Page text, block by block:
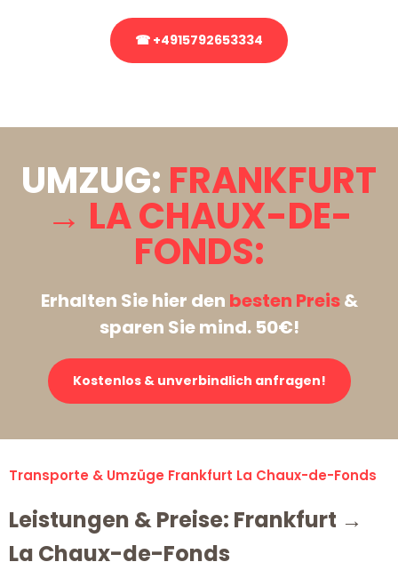
☎ +4915792653334
UMZUG: FRANKFURT
→ LA CHAUX-DE-
FONDS:
Erhalten Sie hier den besten Preis&
sparen Sie mind. 50€!
Kostenlos & unverbindlich anfragen!
Transporte & Umzüge Frankfurt La Chaux-de-Fonds
Leistungen & Preise: Frankfurt →
La Chaux-de-Fonds